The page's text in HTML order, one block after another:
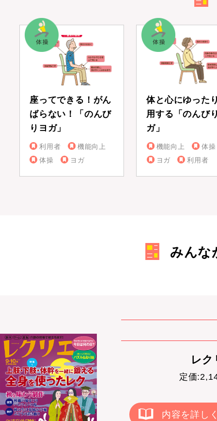
座ってできる！がん
ばらない！「のんび
りヨガ」
利用者
機能向上
体操
ヨガ
体と心にゆった
用する「のんび
ガ」
機能向上
体操
ヨガ
利用者
みんな
レ
定価
内容を詳し